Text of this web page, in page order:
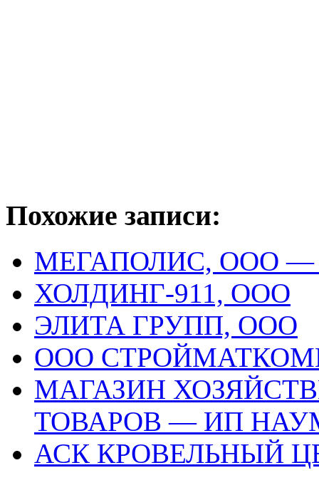
Похожие записи:
МЕГАПОЛИС, ООО
ХОЛДИНГ-911, ООО
ЭЛИТА ГРУПП, ООО
ООО
МАГАЗИН
ТОВАРОВ — ИП
АСК КРОВЕЛЬНЫЙ